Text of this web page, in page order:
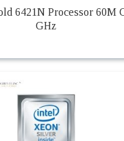
6421N Processor 60M
GHz